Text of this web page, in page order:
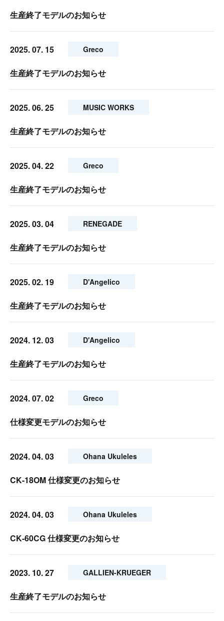
生産終了モデルのお知らせ
2025. 07. 15 Greco
生産終了モデルのお知らせ
2025. 06. 25 MUSIC WORKS
生産終了モデルのお知らせ
2025. 04. 22 Greco
生産終了モデルのお知らせ
2025. 03. 04 RENEGADE
生産終了モデルのお知らせ
2025. 02. 19 D'Angelico
生産終了モデルのお知らせ
2024. 12. 03 D'Angelico
生産終了モデルのお知らせ
2024. 07. 02 Greco
仕様変更モデルのお知らせ
2024. 04. 03 Ohana Ukuleles
CK-18OM 仕様変更のお知らせ
2024. 04. 03 Ohana Ukuleles
CK-60CG 仕様変更のお知らせ
2023. 10. 27 GALLIEN-KRUEGER
生産終了モデルのお知らせ